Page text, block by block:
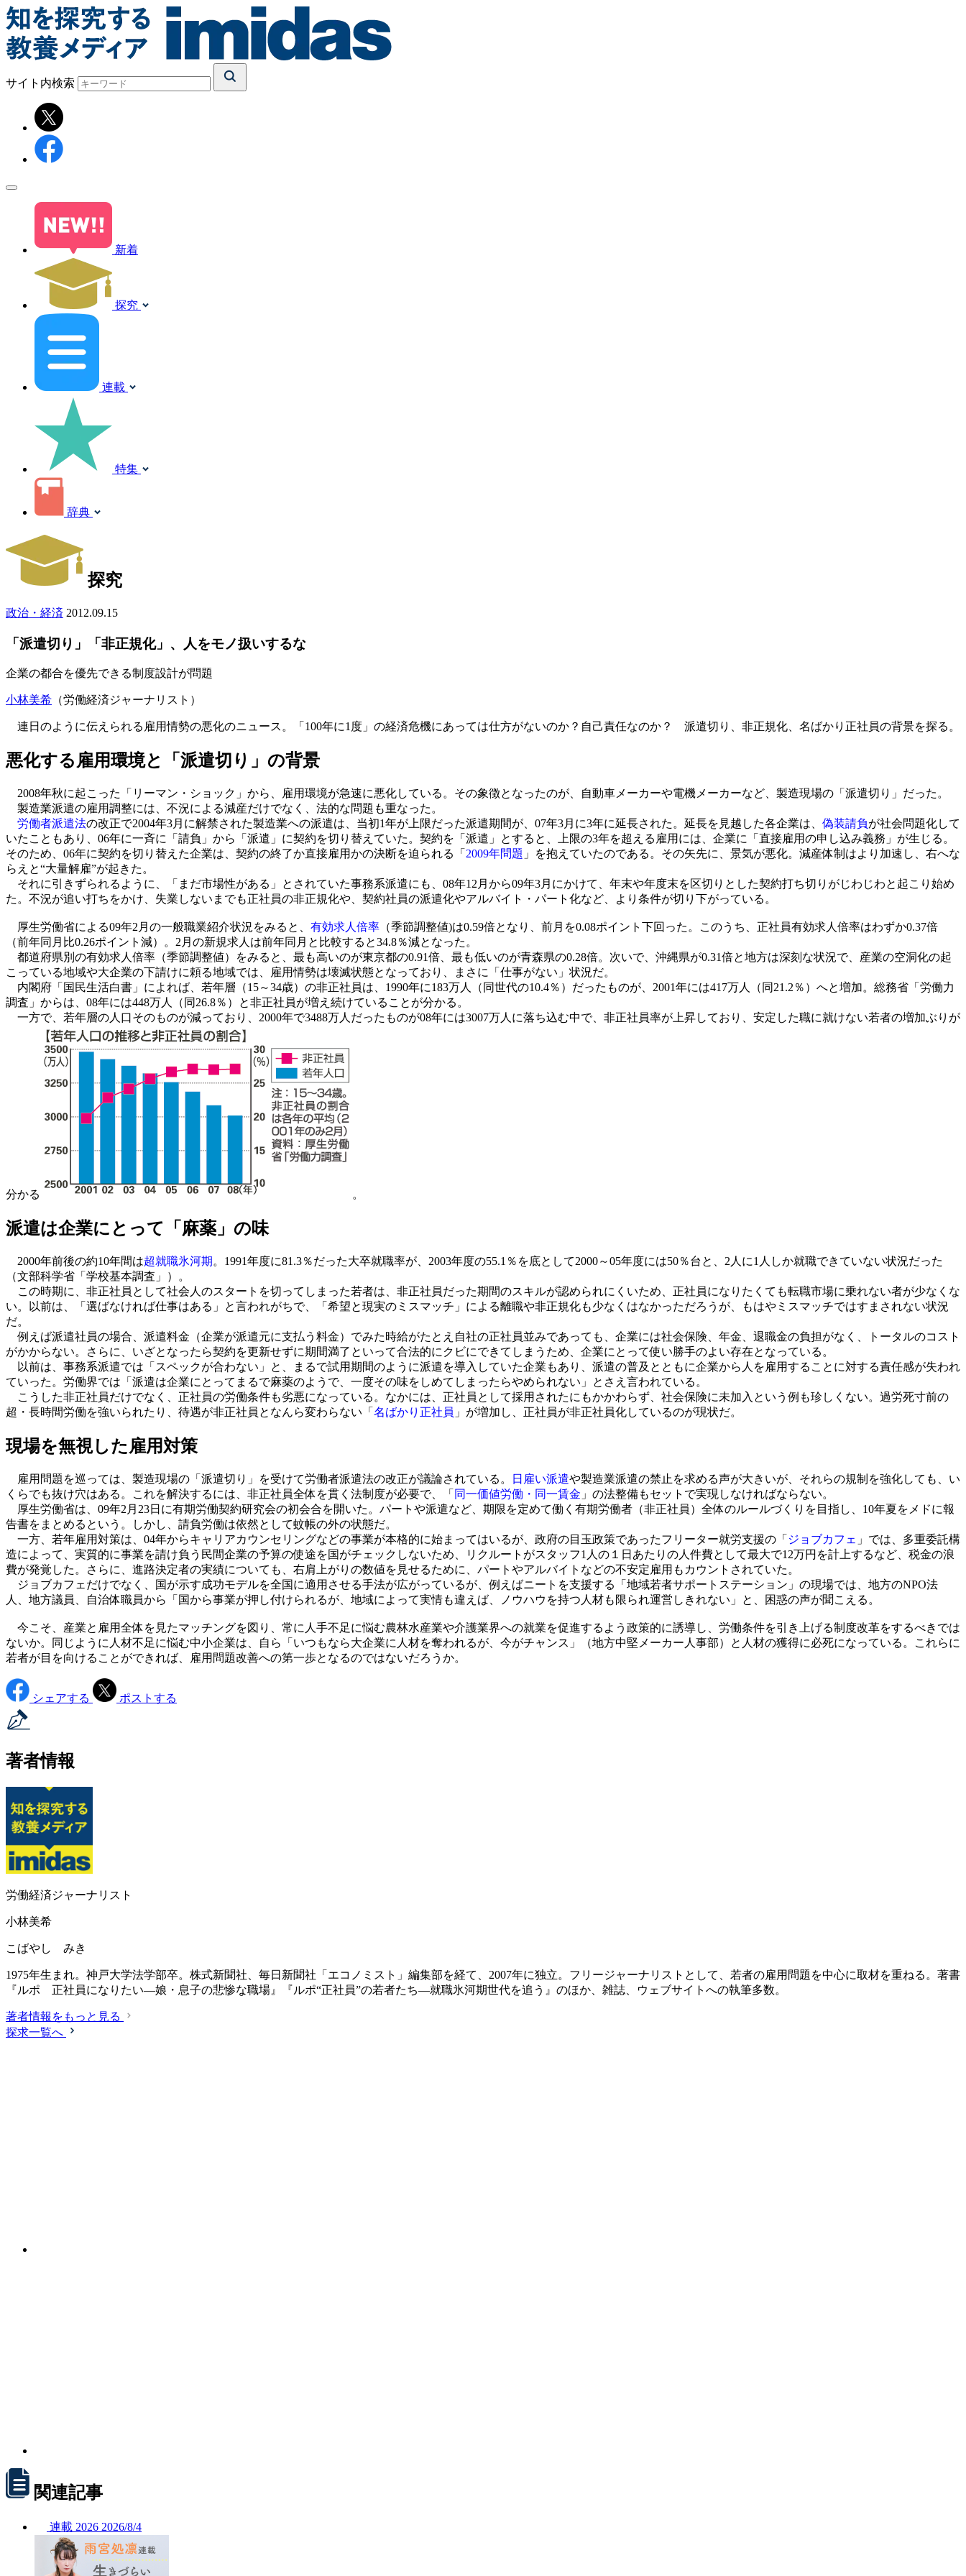
サイト内検索
新着
探究
連載
特集
辞典
探究
政治・経済 2012.09.15
「派遣切り」「非正規化」、人をモノ扱いするな
企業の都合を優先できる制度設計が問題
小林美希 （労働経済ジャーナリスト）
連日のように伝えられる雇用情勢の悪化のニュース。「100年に1度」の経済危機にあっては仕方がないのか？自己責任なのか？ 派遣切り、非正規化、名ばかり正社員の背景を探る。
悪化する雇用環境と「派遣切り」の背景
2008年秋に起こった「リーマン・ショック」から、雇用環境が急速に悪化している。その象徴となったのが、自動車メーカーや電機メーカーなど、製造現場の「派遣切り」だった。
製造業派遣の雇用調整には、不況による減産だけでなく、法的な問題も重なった。
労働者派遣法の改正で2004年3月に解禁された製造業への派遣は、当初1年が上限だった派遣期間が、07年3月に3年に延長された。延長を見越した各企業は、 偽装請負が社会問題化して
いたこともあり、06年に一斉に「請負」から「派遣」に契約を切り替えていた。契約を「派遣」とすると、上限の3年を超える雇用には、企業に「直接雇用の申し込み義務」が生じる。
そのため、06年に契約を切り替えた企業は、契約の終了か直接雇用かの決断を迫られる「 2009年問題 」を抱えていたのである。その矢先に、景気が悪化。減産体制はより加速し、右へな
らえと“大量解雇”が起きた。
それに引きずられるように、「まだ市場性がある」とされていた事務系派遣にも、08年12月から09年3月にかけて、年末や年度末を区切りとした契約打ち切りがじわじわと起こり始め
た。不況が追い打ちをかけ、失業しないまでも正社員の非正規化や、契約社員の派遣化やアルバイト・パート化など、より条件が切り下がっている。
厚生労働省による09年2月の一般職業紹介状況をみると、 有効求人倍率 （季節調整値)は0.59倍となり、前月を0.08ポイント下回った。このうち、正社員有効求人倍率はわずか0.37倍
（前年同月比0.26ポイント減）。2月の新規求人は前年同月と比較すると34.8％減となった。
都道府県別の有効求人倍率（季節調整値）をみると、最も高いのが東京都の0.91倍、最も低いのが青森県の0.28倍。次いで、沖縄県が0.31倍と地方は深刻な状況で、産業の空洞化の起
こっている地域や大企業の下請けに頼る地域では、雇用情勢は壊滅状態となっており、まさに「仕事がない」状況だ。
内閣府「国民生活白書」によれば、若年層（15～34歳）の非正社員は、1990年に183万人（同世代の10.4％）だったものが、2001年には417万人（同21.2％）へと増加。総務省「労働力
調査」からは、08年には448万人（同26.8％）と非正社員が増え続けていることが分かる。
一方で、若年層の人口そのものが減っており、2000年で3488万人だったものが08年には3007万人に落ち込む中で、非正社員率が上昇しており、安定した職に就けない若者の増加ぶりが
分かる 。
派遣は企業にとって「麻薬」の味
2000年前後の約10年間は超就職氷河期 。1991年度に81.3％だった大卒就職率が、2003年度の55.1％を底として2000～05年度には50％台と、2人に1人しか就職できていない状況だった
（文部科学省「学校基本調査」）。
この時期に、非正社員として社会人のスタートを切ってしまった若者は、非正社員だった期間のスキルが認められにくいため、正社員になりたくても転職市場に乗れない者が少なくな
い。以前は、「選ばなければ仕事はある」と言われがちで、「希望と現実のミスマッチ」による離職や非正規化も少なくはなかっただろうが、もはやミスマッチではすまされない状況
だ。
例えば派遣社員の場合、派遣料金（企業が派遣元に支払う料金）でみた時給がたとえ自社の正社員並みであっても、企業には社会保険、年金、退職金の負担がなく、トータルのコスト
がかからない。さらに、いざとなったら契約を更新せずに期間満了といって合法的にクビにできてしまうため、企業にとって使い勝手のよい存在となっている。
以前は、事務系派遣では「スペックが合わない」と、まるで試用期間のように派遣を導入していた企業もあり、派遣の普及とともに企業から人を雇用することに対する責任感が失われ
ていった。労働界では「派遣は企業にとってまるで麻薬のようで、一度その味をしめてしまったらやめられない」とさえ言われている。
こうした非正社員だけでなく、正社員の労働条件も劣悪になっている。なかには、正社員として採用されたにもかかわらず、社会保険に未加入という例も珍しくない。過労死寸前の
超・長時間労働を強いられたり、待遇が非正社員となんら変わらない「 名ばかり正社員 」が増加し、正社員が非正社員化しているのが現状だ。
現場を無視した雇用対策
雇用問題を巡っては、製造現場の「派遣切り」を受けて労働者派遣法の改正が議論されている。 日雇い派遣や製造業派遣の禁止を求める声が大きいが、それらの規制を強化しても、い
くらでも抜け穴はある。これを解決するには、非正社員全体を貫く法制度が必要で、「 同一価値労働・同一賃金 」の法整備もセットで実現しなければならない。
厚生労働省は、09年2月23日に有期労働契約研究会の初会合を開いた。パートや派遣など、期限を定めて働く有期労働者（非正社員）全体のルールづくりを目指し、10年夏をメドに報
告書をまとめるという。しかし、請負労働は依然として蚊帳の外の状態だ。
一方、若年雇用対策は、04年からキャリアカウンセリングなどの事業が本格的に始まってはいるが、政府の目玉政策であったフリーター就労支援の「 ジョブカフェ 」では、多重委託構
造によって、実質的に事業を請け負う民間企業の予算の使途を国がチェックしないため、リクルートがスタッフ1人の１日あたりの人件費として最大で12万円を計上するなど、税金の浪
費が発覚した。さらに、進路決定者の実績についても、右肩上がりの数値を見せるために、パートやアルバイトなどの不安定雇用もカウントされていた。
ジョブカフェだけでなく、国が示す成功モデルを全国に適用させる手法が広がっているが、例えばニートを支援する「地域若者サポートステーション」の現場では、地方のNPO法
人、地方議員、自治体職員から「国から事業が押し付けられるが、地域によって実情も違えば、ノウハウを持つ人材も限られ運営しきれない」と、困惑の声が聞こえる。
今こそ、産業と雇用全体を見たマッチングを図り、常に人手不足に悩む農林水産業や介護業界への就業を促進するよう政策的に誘導し、労働条件を引き上げる制度改革をするべきでは
ないか。同じように人材不足に悩む中小企業は、自ら「いつもなら大企業に人材を奪われるが、今がチャンス」（地方中堅メーカー人事部）と人材の獲得に必死になっている。これらに
若者が目を向けることができれば、雇用問題改善への第一歩となるのではないだろうか。
シェアする ポストする
著者情報
労働経済ジャーナリスト
小林美希
こばやし みき
1975年生まれ。神戸大学法学部卒。株式新聞社、毎日新聞社「エコノミスト」編集部を経て、2007年に独立。フリージャーナリストとして、若者の雇用問題を中心に取材を重ねる。著書
『ルポ 正社員になりたい―娘・息子の悲惨な職場』『ルポ“正社員”の若者たち―就職氷河期世代を追う』のほか、雑誌、ウェブサイトへの執筆多数。
著者情報をもっと見る
探求一覧へ
関連記事
連載 2026 2026/8/4